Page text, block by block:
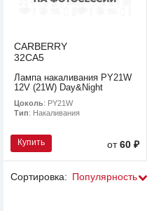
CARBERRY
32CA5
Лампа накаливания PY21W
12V (21W) Day&Night
Цоколь: PY21W
Тип: Накаливания
Купить от60 ₽
Сортировка: Популярность